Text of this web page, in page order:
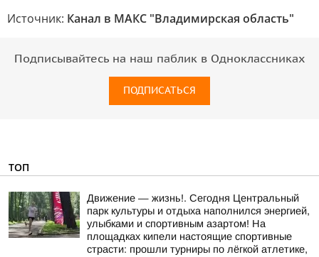
Источник: Канал в МАКС "Владимирская область"
Подписывайтесь на наш паблик в Одноклассниках
ПОДПИСАТЬСЯ
ТОП
Движение — жизнь!. Сегодня Центральный
парк культуры и отдыха наполнился энергией,
улыбками и спортивным азартом! На
площадках кипели настоящие спортивные
страсти: прошли турниры по лёгкой атлетике,